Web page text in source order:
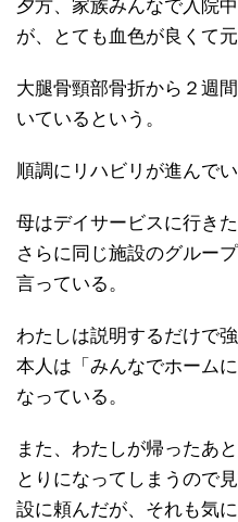
夕方、家族みんなで入院
が、とても血色が良くて
大腿骨頸部骨折から２週
いているという。
順調にリハビリが進んで
母はデイサービスに行き
さらに同じ施設のグルー
言っている。
わたしは説明するだけで
本人は「みんなでホーム
なっている。
また、わたしが帰ったあ
とりになってしまうので
設に頼んだが、それも気に